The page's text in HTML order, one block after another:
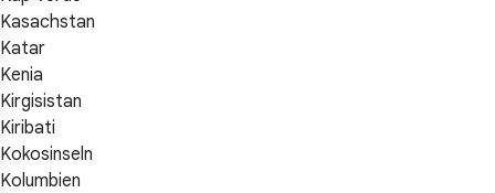
Kasachstan
Katar
Kenia
Kirgisistan
Kiribati
Kokosinseln
Kolumbien